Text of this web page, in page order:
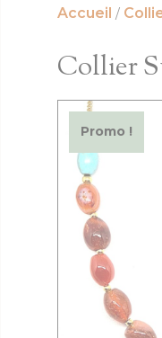
Accueil /
Collier
Promo !